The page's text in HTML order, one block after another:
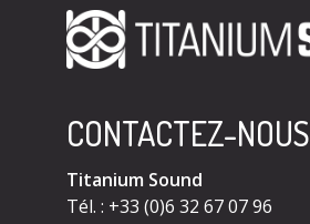
CONTACTEZ-NOUS
Titanium Sound
Tél. : +33 (0)6 32 67 07 96